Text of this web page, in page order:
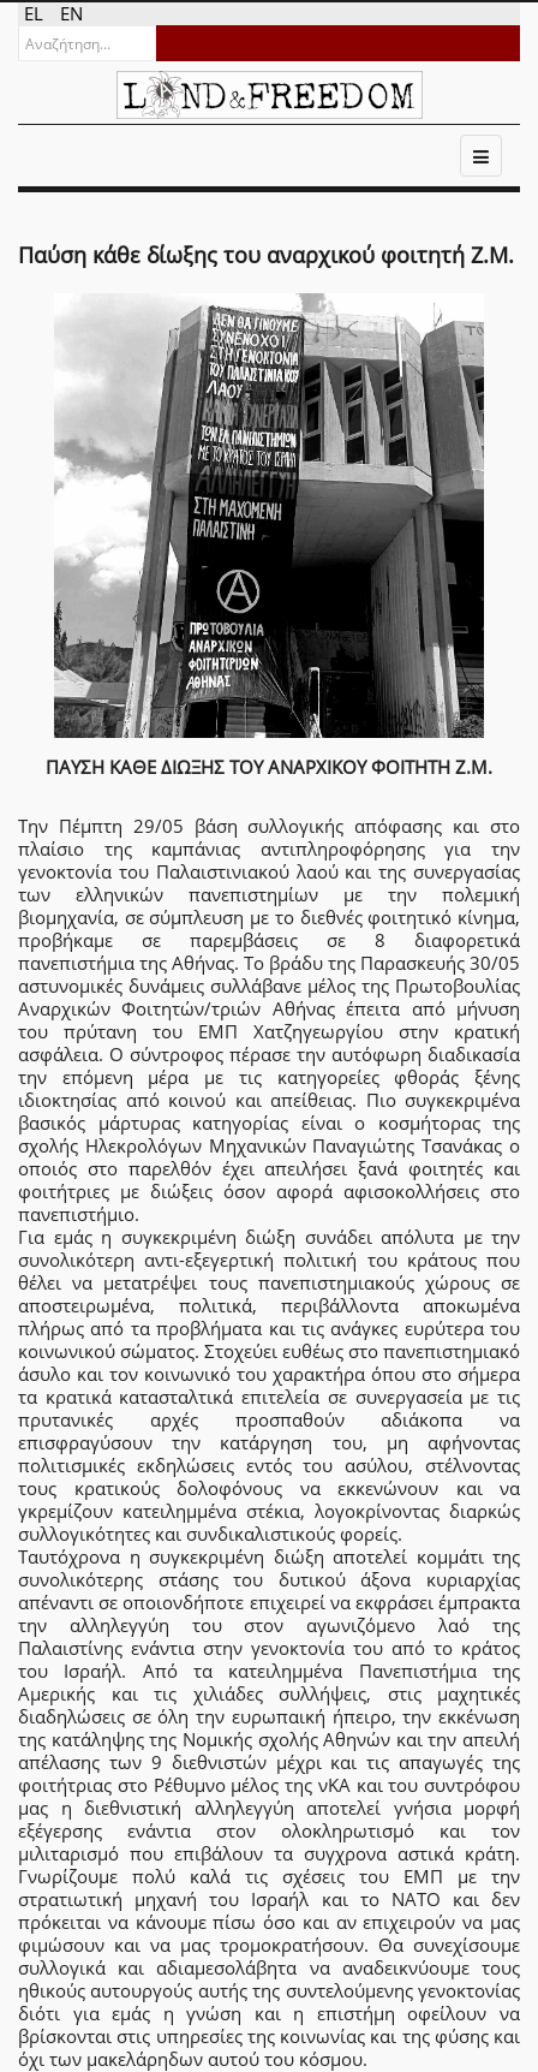
EL EN
Παύση κάθε δίωξης του αναρχικού φοιτητή Ζ.Μ.
ΠΑΥΣΗ ΚΑΘΕ ΔΙΩΞΗΣ ΤΟΥ ΑΝΑΡΧΙΚΟΥ ΦΟΙΤΗΤΗ Ζ.Μ.
Την Πέμπτη 29/05 βάση συλλογικής απόφασης και στο
πλαίσιο της καμπάνιας αντιπληροφόρησης για την
γενοκτονία του Παλαιστινιακού λαού και της συνεργασίας
των ελληνικών πανεπιστημίων με την πολεμική
βιομηχανία, σε σύμπλευση με το διεθνές φοιτητικό κίνημα,
προβήκαμε σε παρεμβάσεις σε 8 διαφορετικά
πανεπιστήμια της Αθήνας. Το βράδυ της Παρασκευής 30/05
αστυνομικές δυνάμεις συλλάβανε μέλος της Πρωτοβουλίας
Αναρχικών Φοιτητών/τριών Αθήνας έπειτα από μήνυση
του πρύτανη του ΕΜΠ Χατζηγεωργίου στην κρατική
ασφάλεια. Ο σύντροφος πέρασε την αυτόφωρη διαδικασία
την επόμενη μέρα με τις κατηγορείες φθοράς ξένης
ιδιοκτησίας από κοινού και απείθειας. Πιο συγκεκριμένα
βασικός μάρτυρας κατηγορίας είναι ο κοσμήτορας της
σχολής Ηλεκρολόγων Μηχανικών Παναγιώτης Τσανάκας ο
οποιός στο παρελθόν έχει απειλήσει ξανά φοιτητές και
φοιτήτριες με διώξεις όσον αφορά αφισοκολλήσεις στο
πανεπιστήμιο.
Για εμάς η συγκεκριμένη διώξη συνάδει απόλυτα με την
συνολικότερη αντι-εξεγερτική πολιτική του κράτους που
θέλει να μετατρέψει τους πανεπιστημιακούς χώρους σε
αποστειρωμένα, πολιτικά, περιβάλλοντα αποκωμένα
πλήρως από τα προβλήματα και τις ανάγκες ευρύτερα του
κοινωνικού σώματος. Στοχεύει ευθέως στο πανεπιστημιακό
άσυλο και τον κοινωνικό του χαρακτήρα όπου στο σήμερα
τα κρατικά κατασταλτικά επιτελεία σε συνεργασεία με τις
πρυτανικές αρχές προσπαθούν αδιάκοπα να
επισφραγύσουν την κατάργηση του, μη αφήνοντας
πολιτισμικές εκδηλώσεις εντός του ασύλου, στέλνοντας
τους κρατικούς δολοφόνους να εκκενώνουν και να
γκρεμίζουν κατειλημμένα στέκια, λογοκρίνοντας διαρκώς
συλλογικότητες και συνδικαλιστικούς φορείς.
Ταυτόχρονα η συγκεκριμένη διώξη αποτελεί κομμάτι της
συνολικότερης στάσης του δυτικού άξονα κυριαρχίας
απέναντι σε οποιονδήποτε επιχειρεί να εκφράσει έμπρακτα
την αλληλεγγύη του στον αγωνιζόμενο λαό της
Παλαιστίνης ενάντια στην γενοκτονία του από το κράτος
του Ισραήλ. Από τα κατειλημμένα Πανεπιστήμια της
Αμερικής και τις χιλιάδες συλλήψεις, στις μαχητικές
διαδηλώσεις σε όλη την ευρωπαική ήπειρο, την εκκένωση
της κατάληψης της Νομικής σχολής Αθηνών και την απειλή
απέλασης των 9 διεθνιστών μέχρι και τις απαγωγές της
φοιτήτριας στο Ρέθυμνο μέλος της νΚΑ και του συντρόφου
μας η διεθνιστική αλληλεγγύη αποτελεί γνήσια μορφή
εξέγερσης ενάντια στον ολοκληρωτισμό και τον
μιλιταρισμό που επιβάλουν τα συγχρονα αστικά κράτη.
Γνωρίζουμε πολύ καλά τις σχέσεις του ΕΜΠ με την
στρατιωτική μηχανή του Ισραήλ και το ΝΑΤΟ και δεν
πρόκειται να κάνουμε πίσω όσο και αν επιχειρούν να μας
φιμώσουν και να μας τρομοκρατήσουν. Θα συνεχίσουμε
συλλογικά και αδιαμεσολάβητα να αναδεικνύουμε τους
ηθικούς αυτουργούς αυτής της συντελούμενης γενοκτονίας
διότι για εμάς η γνώση και η επιστήμη οφείλουν να
βρίσκονται στις υπηρεσίες της κοινωνίας και της φύσης και
όχι των μακελάρηδων αυτού του κόσμου.